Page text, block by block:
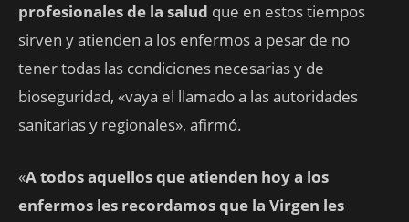
profesionales de la salud que en estos tiempos
sirven y atienden a los enfermos a pesar de no
tener todas las condiciones necesarias y de
bioseguridad, «vaya el llamado a las autoridades
sanitarias y regionales», afirmó.
«A todos aquellos que atienden hoy a los
enfermos les recordamos que la Virgen les